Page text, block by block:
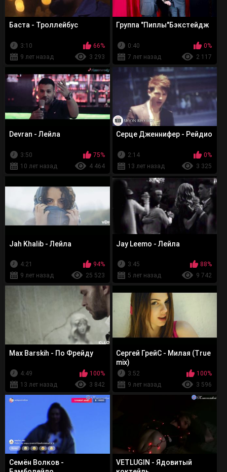
Баста - Троллейбус
3:10
66%
9 лет назад
3 293
Группа "Пиплы"Бэкстейдж
0:40
0%
7 лет назад
2 117
Devran - Лейла
3:50
75%
10 лет назад
4 464
Серце Дженнифер - Рейдио
2:14
0%
13 лет назад
3 325
Jah Khalib - Лейла
4:21
94%
9 лет назад
25 523
Jay Leemo - Лейла
3:45
88%
5 лет назад
9 742
Max Barskih - По Фрейду
4:49
100%
13 лет назад
3 842
Сергей ГрейС - Милая (True
mix)
3:52
100%
9 лет назад
3 596
Семён Волков -
VETLUGIN - Ядовитый